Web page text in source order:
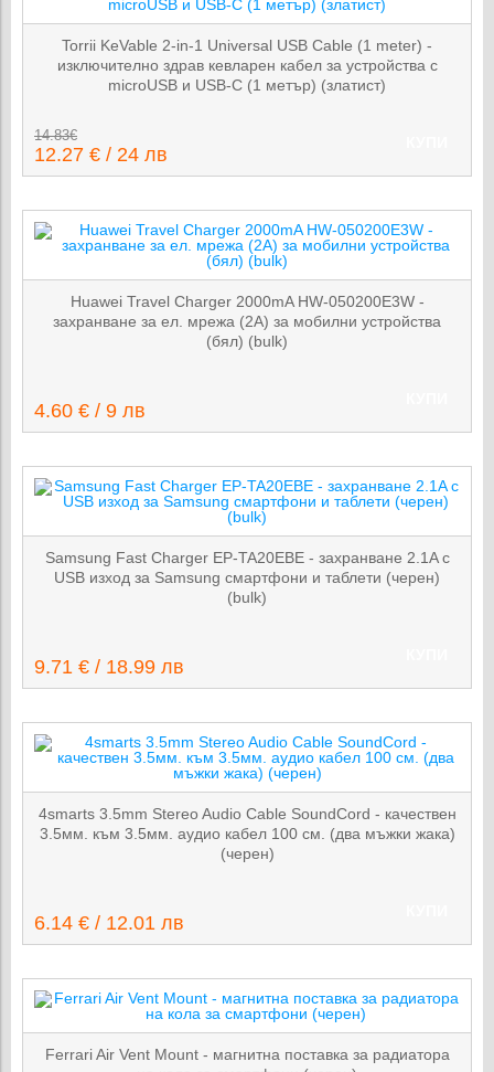
Torrii KeVable 2-in-1 Universal USB Cable (1 meter) -
изключително здрав кевларен кабел за устройства с
microUSB и USB-C (1 метър) (златист)
14.83€
12.27 € / 24 лв
Huawei Travel Charger 2000mA HW-050200E3W -
захранване за ел. мрежа (2A) за мобилни устройства
(бял) (bulk)
4.60 € / 9 лв
Samsung Fast Charger EP-TA20EBE - захранване 2.1A с
USB изход за Samsung смартфони и таблети (черен)
(bulk)
9.71 € / 18.99 лв
4smarts 3.5mm Stereo Audio Cable SoundCord - качествен
3.5мм. към 3.5мм. аудио кабел 100 см. (два мъжки жака)
(черен)
6.14 € / 12.01 лв
Ferrari Air Vent Mount - магнитна поставка за радиатора